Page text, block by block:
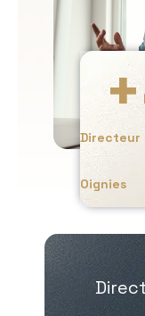
Directeur
Oignies
+